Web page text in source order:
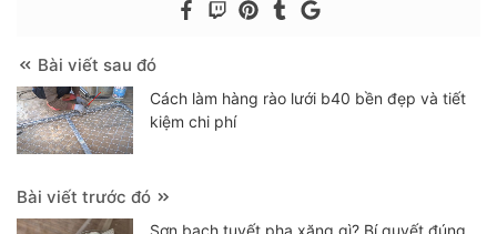
Bài viết sau đó
Cách làm hàng rào lưới b40 bền đẹp và tiết
kiệm chi phí
Bài viết trước đó